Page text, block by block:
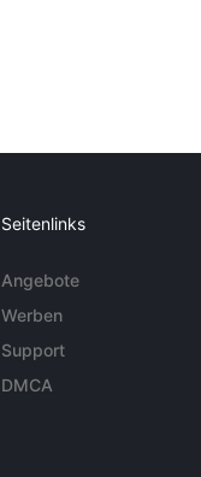
Seitenlinks
Angebote
Werben
Support
DMCA